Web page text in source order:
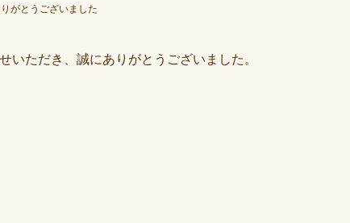
がとうございました
いただき、誠にありがとうございました。